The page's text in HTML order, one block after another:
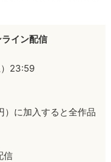
イン配信
）23:59
に加入すると全作品
信